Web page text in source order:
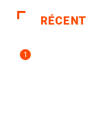
RÉCENT
1